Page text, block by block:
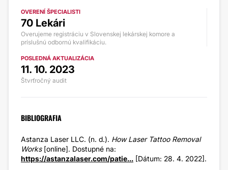
OVERENÍ ŠPECIALISTI
70 Lekári
Overujeme registráciu v Slovenskej lekárskej komore a
príslušnú odbornú kvalifikáciu.
POSLEDNÁ AKTUALIZÁCIA
11. 10. 2023
Štvrťročný audit
BIBLIOGRAFIA
Astanza Laser LLC. (n. d.). How Laser Tattoo Removal
Works[online]. Dostupné na:
https://astanzalaser.com/patie... [Dátum: 28. 4. 2022].